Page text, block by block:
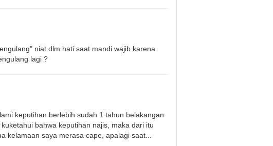
niat dlm hati saat mandi wajib karena
lagi ?
keputihan berlebih sudah 1 tahun belakangan
bahwa keputihan najis, maka dari itu
kelamaan saya merasa cape, apalagi saat...